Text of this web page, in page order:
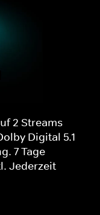
2 Streams
Digital 5.1
7 Tage
Jederzeit